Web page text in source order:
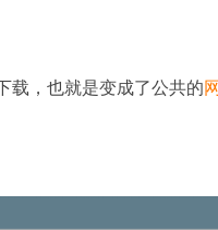
载，也就是变成了公共的